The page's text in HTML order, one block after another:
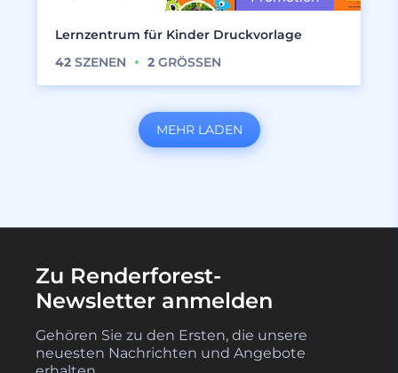
Lernzentrum für Kinder Druckvorlage
42 SZENEN 2 GRÖSSEN
MEHR LADEN
Zu Renderforest-
Newsletter anmelden
Gehören Sie zu den Ersten, die unsere
neuesten Nachrichten und Angebote